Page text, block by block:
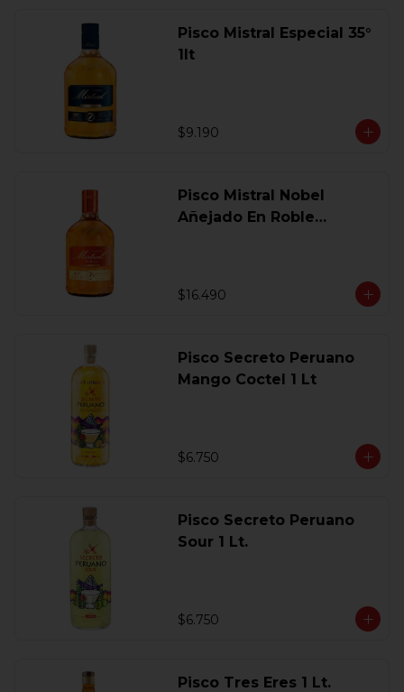
Pisco Mistral Especial 35°
1lt
$9.190
Pisco Mistral Nobel
Añejado En Roble
$16.490
Pisco Secreto Peruano
Mango Coctel 1 Lt
$6.750
Pisco Secreto Peruano
Sour 1 Lt.
$6.750
Pisco Tres Eres 1 Lt.